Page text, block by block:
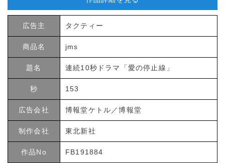
広告主 タクティー
商品名 jms
題名 連続10秒ドラマ「愛の停止線」
秒 153
広告会社 博報堂ケトル／博報堂
制作会社 東北新社
作品No FB191884